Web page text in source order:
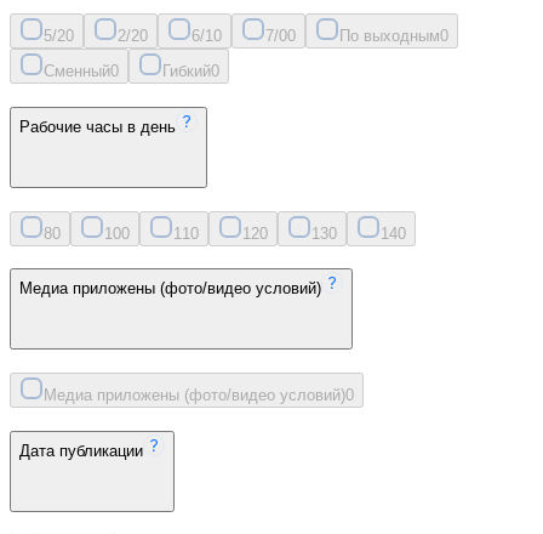
5/20 2/20 6/10 7/00 По выходным0
Сменный0 Гибкий0
Рабочие часы в день
80 100 11 0 120 130 140
Медиа приложены (фото/видео условий)
Медиа приложены (фото/видео условий)0
Дата публикации